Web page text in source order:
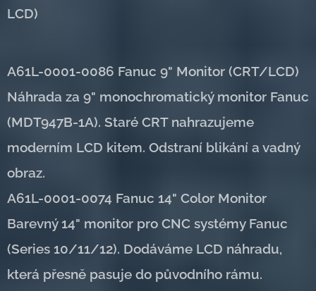
LCD)
A61L-0001-0086 Fanuc 9" Monitor (CRT/LCD)
Náhrada za 9" monochromatický monitor Fanuc
(MDT947B-1A). Staré CRT nahrazujeme
moderním LCD kitem. Odstraní blikání a vadný
obraz.
A61L-0001-0074 Fanuc 14" Color Monitor
Barevný 14" monitor pro CNC systémy Fanuc
(Series 10/11/12). Dodáváme LCD náhradu,
která přesně pasuje do původního rámu.